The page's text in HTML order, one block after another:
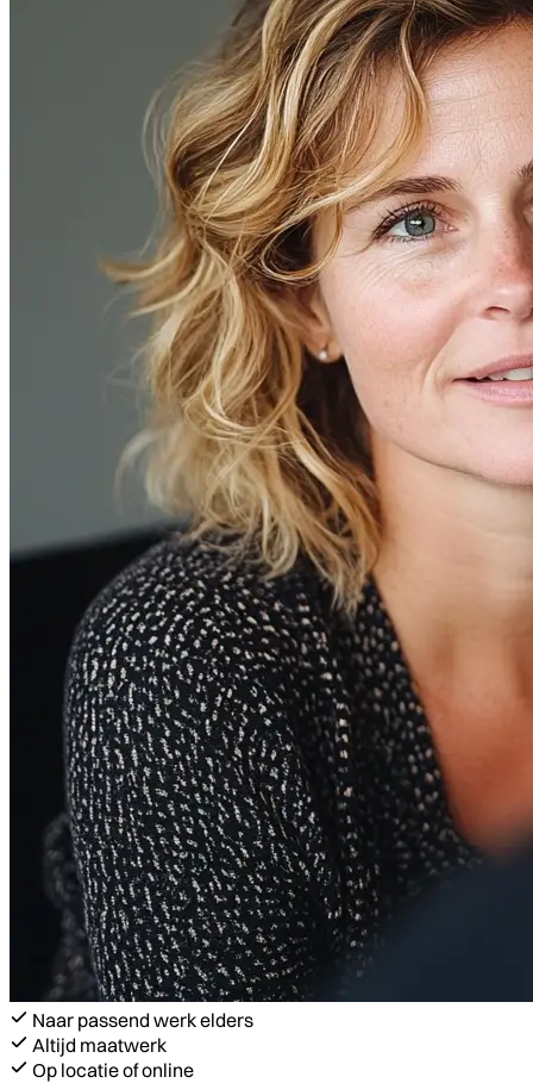
Naar passend werk elders
Altijd maatwerk
Op locatie of online